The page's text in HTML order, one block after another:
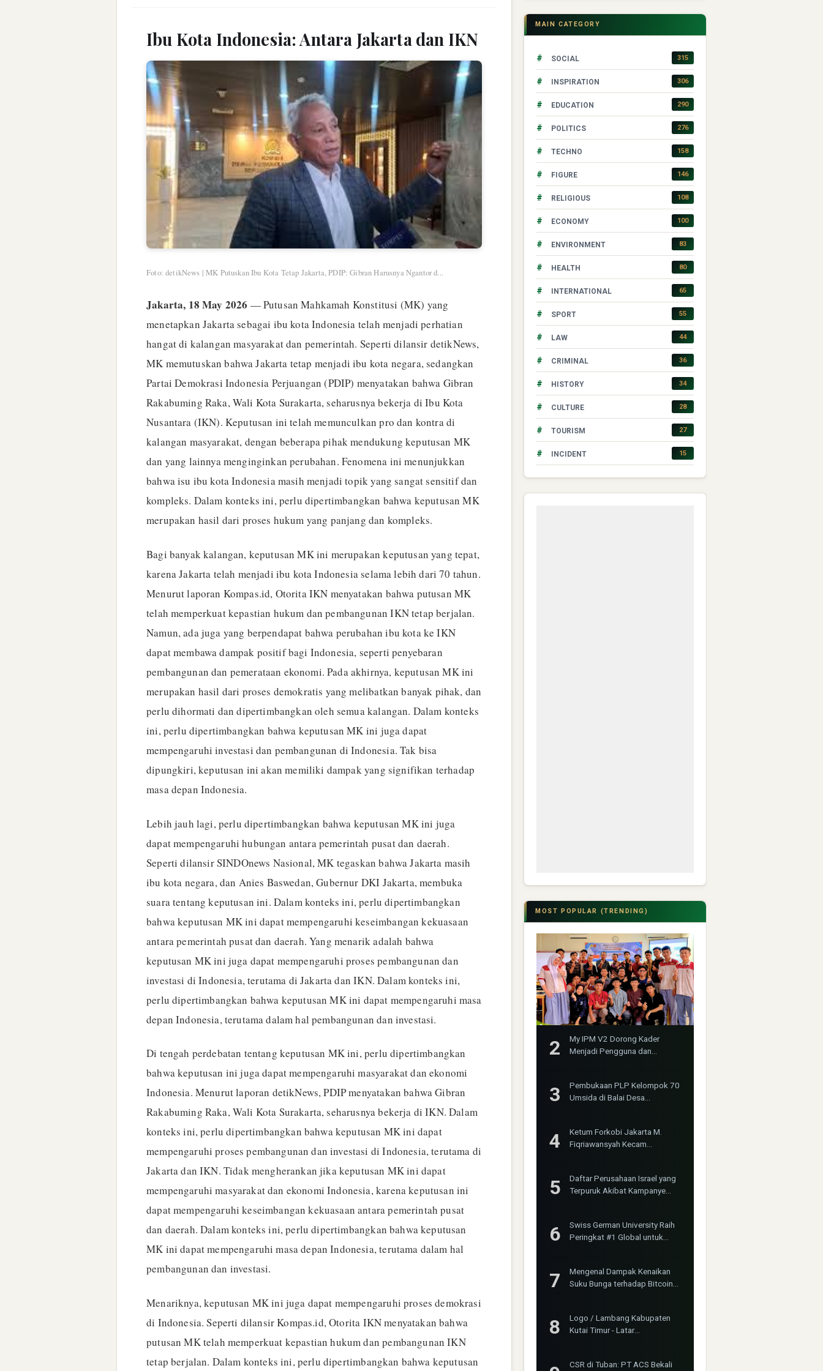
Ibu Kota Indonesia: Antara Jakarta dan IKN
Foto: detikNews | MK Putuskan Ibu Kota Tetap Jakarta, PDIP: Gibran Harusnya Ngantor d...
Jakarta, 18 May 2026 — Putusan Mahkamah Konstitusi (MK) yang
menetapkan Jakarta sebagai ibu kota Indonesia telah menjadi perhatian
hangat di kalangan masyarakat dan pemerintah. Seperti dilansir detikNews,
MK memutuskan bahwa Jakarta tetap menjadi ibu kota negara, sedangkan
Partai Demokrasi Indonesia Perjuangan (PDIP) menyatakan bahwa Gibran
Rakabuming Raka, Wali Kota Surakarta, seharusnya bekerja di Ibu Kota
Nusantara (IKN). Keputusan ini telah memunculkan pro dan kontra di
kalangan masyarakat, dengan beberapa pihak mendukung keputusan MK
dan yang lainnya menginginkan perubahan. Fenomena ini menunjukkan
bahwa isu ibu kota Indonesia masih menjadi topik yang sangat sensitif dan
kompleks. Dalam konteks ini, perlu dipertimbangkan bahwa keputusan MK
merupakan hasil dari proses hukum yang panjang dan kompleks.
Bagi banyak kalangan, keputusan MK ini merupakan keputusan yang tepat,
karena Jakarta telah menjadi ibu kota Indonesia selama lebih dari 70 tahun.
Menurut laporan Kompas.id, Otorita IKN menyatakan bahwa putusan MK
telah memperkuat kepastian hukum dan pembangunan IKN tetap berjalan.
Namun, ada juga yang berpendapat bahwa perubahan ibu kota ke IKN
dapat membawa dampak positif bagi Indonesia, seperti penyebaran
pembangunan dan pemerataan ekonomi. Pada akhirnya, keputusan MK ini
merupakan hasil dari proses demokratis yang melibatkan banyak pihak, dan
perlu dihormati dan dipertimbangkan oleh semua kalangan. Dalam konteks
ini, perlu dipertimbangkan bahwa keputusan MK ini juga dapat
mempengaruhi investasi dan pembangunan di Indonesia. Tak bisa
dipungkiri, keputusan ini akan memiliki dampak yang signifikan terhadap
masa depan Indonesia.
Lebih jauh lagi, perlu dipertimbangkan bahwa keputusan MK ini juga
dapat mempengaruhi hubungan antara pemerintah pusat dan daerah.
Seperti dilansir SINDOnews Nasional, MK tegaskan bahwa Jakarta masih
ibu kota negara, dan Anies Baswedan, Gubernur DKI Jakarta, membuka
suara tentang keputusan ini. Dalam konteks ini, perlu dipertimbangkan
bahwa keputusan MK ini dapat mempengaruhi keseimbangan kekuasaan
antara pemerintah pusat dan daerah. Yang menarik adalah bahwa
keputusan MK ini juga dapat mempengaruhi proses pembangunan dan
investasi di Indonesia, terutama di Jakarta dan IKN. Dalam konteks ini,
perlu dipertimbangkan bahwa keputusan MK ini dapat mempengaruhi masa
depan Indonesia, terutama dalam hal pembangunan dan investasi.
Di tengah perdebatan tentang keputusan MK ini, perlu dipertimbangkan
bahwa keputusan ini juga dapat mempengaruhi masyarakat dan ekonomi
Indonesia. Menurut laporan detikNews, PDIP menyatakan bahwa Gibran
Rakabuming Raka, Wali Kota Surakarta, seharusnya bekerja di IKN. Dalam
konteks ini, perlu dipertimbangkan bahwa keputusan MK ini dapat
mempengaruhi proses pembangunan dan investasi di Indonesia, terutama di
Jakarta dan IKN. Tidak mengherankan jika keputusan MK ini dapat
mempengaruhi masyarakat dan ekonomi Indonesia, karena keputusan ini
dapat mempengaruhi keseimbangan kekuasaan antara pemerintah pusat
dan daerah. Dalam konteks ini, perlu dipertimbangkan bahwa keputusan
MK ini dapat mempengaruhi masa depan Indonesia, terutama dalam hal
pembangunan dan investasi.
Menariknya, keputusan MK ini juga dapat mempengaruhi proses demokrasi
di Indonesia. Seperti dilansir Kompas.id, Otorita IKN menyatakan bahwa
putusan MK telah memperkuat kepastian hukum dan pembangunan IKN
tetap berjalan. Dalam konteks ini, perlu dipertimbangkan bahwa keputusan
MAIN CATEGORY
# SOCIAL 315
# INSPIRATION 306
# EDUCATION 290
# POLITICS 276
# TECHNO 158
# FIGURE 146
# RELIGIOUS 108
# ECONOMY 100
# ENVIRONMENT 83
# HEALTH 80
# INTERNATIONAL 65
# SPORT 55
# LAW 44
# CRIMINAL 36
# HISTORY 34
# CULTURE 28
# TOURISM 27
# INCIDENT 15
MOST POPULAR (TRENDING)
My IPM V2 Dorong Kader
Menjadi Pengguna dan
Pembukaan PLP Kelompok 70
Umsida di Balai Desa
Ketum Forkobi Jakarta M.
Fiqriawansyah Kecam
Bima Jakarta
Daftar Perusahaan Israel yang
Terpuruk Akibat Kampanye
Swiss German University Raih
Peringkat #1 Global untuk
Mengenal Dampak Kenaikan
Suku Bunga terhadap Bitcoin
Logo / Lambang Kabupaten
Kutai Timur - Latar
CSR di Tuban: PT ACS Bekali